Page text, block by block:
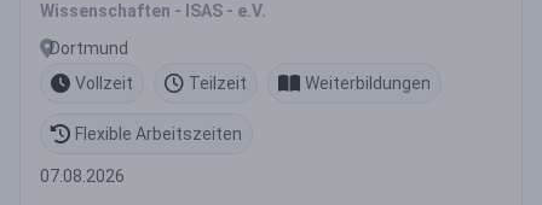
Wissenschaften - ISAS - e.V.
Dortmund
Vollzeit
Teilzeit Weiterbildungen
Flexible Arbeitszeiten
07.08.2026